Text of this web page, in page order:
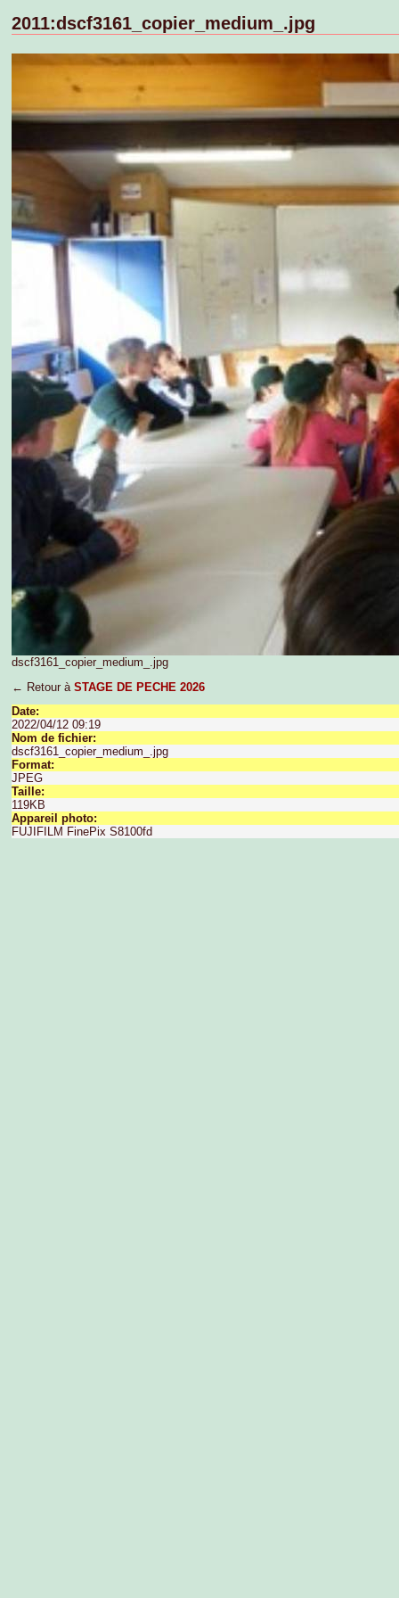
2011:dscf3161_copier_medium_.jpg
dscf3161_copier_medium_.jpg
← Retour à STAGE DE PECHE 2026
Date:
2022/04/12 09:19
Nom de fichier:
dscf3161_copier_medium_.jpg
Format:
JPEG
Taille:
119KB
Appareil photo:
FUJIFILM FinePix S8100fd